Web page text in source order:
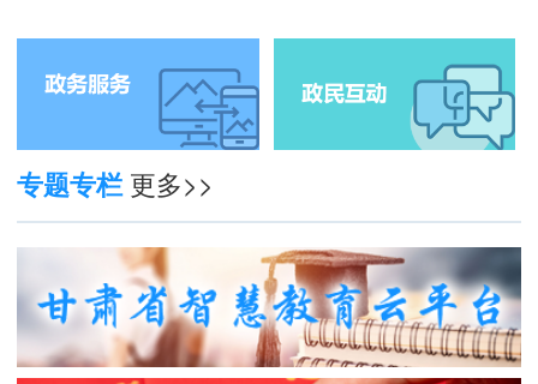
教育部等五部门印发意见实施学生体质强健计划
2025-11-21
教育部办公厅关于印发《中小学科学教育工作指...
教育部印发《关于加强新时代中小学体育教师队...
2025-01-27
国务院关于修改和废止部分行政法规的决定
2024-12-16
专题专栏 更多>>